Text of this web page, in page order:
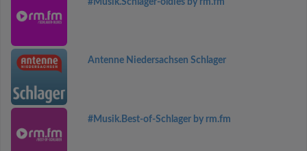
Antenne Niedersachsen Schlager
#Musik.Best-of-Schlager by rm.fm